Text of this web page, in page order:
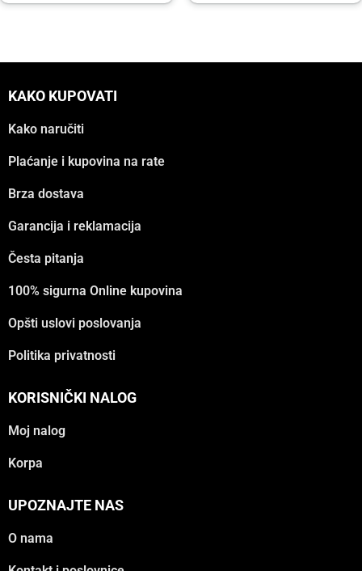
KAKO KUPOVATI
Kako naručiti
Plaćanje i kupovina na rate
Brza dostava
Garancija i reklamacija
Česta pitanja
100% sigurna Online kupovina
Opšti uslovi poslovanja
Politika privatnosti
KORISNIČKI NALOG
Moj nalog
Korpa
UPOZNAJTE NAS
O nama